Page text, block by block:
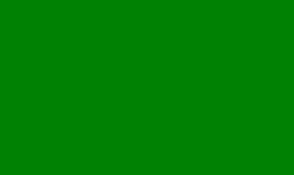
со смертельным исходом,
сообщалось о следующих